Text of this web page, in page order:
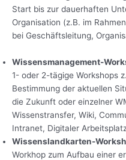
Start bis zur dauerhaften
Organisation (z.B. im
bei Geschäftsleitung,
Wissensmanagement-
1- oder 2-tägige Workshops
Bestimmung der aktuellen
die Zukunft oder einzelner
Wissenstransfer, Wiki,
Intranet, Digitaler
Wissenslandkarten-
Workhop zum Aufbau einer